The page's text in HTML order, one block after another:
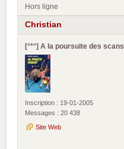
Hors ligne
Christian
[°*°] A la poursuite des scans
Inscription : 19-01-2005
Messages : 20 438
Site Web